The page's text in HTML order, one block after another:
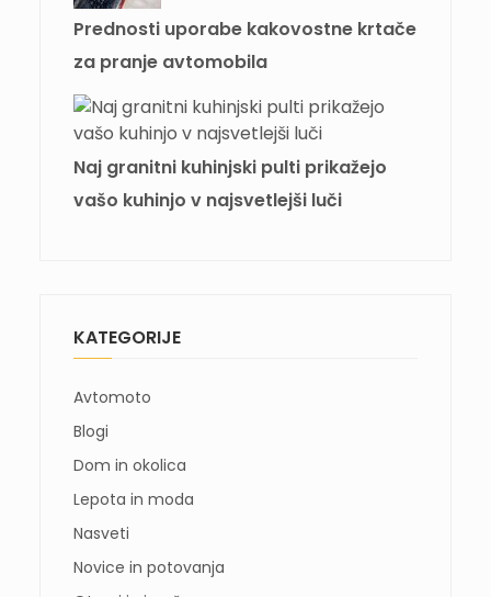
Prednosti uporabe kakovostne krtače
za pranje avtomobila
Naj granitni kuhinjski pulti prikažejo
vašo kuhinjo v najsvetlejši luči
KATEGORIJE
Avtomoto
Blogi
Dom in okolica
Lepota in moda
Nasveti
Novice in potovanja